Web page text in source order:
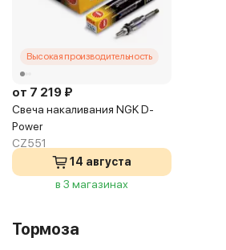
Высокая производительность
от 7 219 ₽
Свеча накаливания NGK D-
Power
CZ551
14 августа
в 3 магазинах
Тормоза